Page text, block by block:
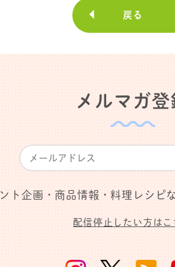
戻る
メルマガ登
ト企画・商品情報・料理レシピ
配信停止したい方はこ